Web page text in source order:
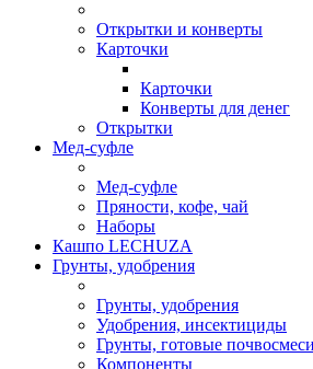
Открытки и конверты
Карточки
Карточки
Конверты для денег
Открытки
Мед-суфле
Мед-суфле
Пряности, кофе, чай
Наборы
Кашпо LECHUZA
Грунты, удобрения
Грунты, удобрения
Удобрения, инсектициды
Грунты, готовые
Компоненты